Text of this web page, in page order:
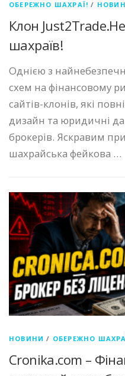
ОБЕРЕЖНО ШАХРАЇ! /
Клон
шахраїв!
Однією з
схем на фінансовому
сайтів-клонів, які
дизайн та юридичні
брокерів. Яскравим
шахрайська фейкова …
НОВИНИ / ОБЕРЕЖНО
Cronika.com –